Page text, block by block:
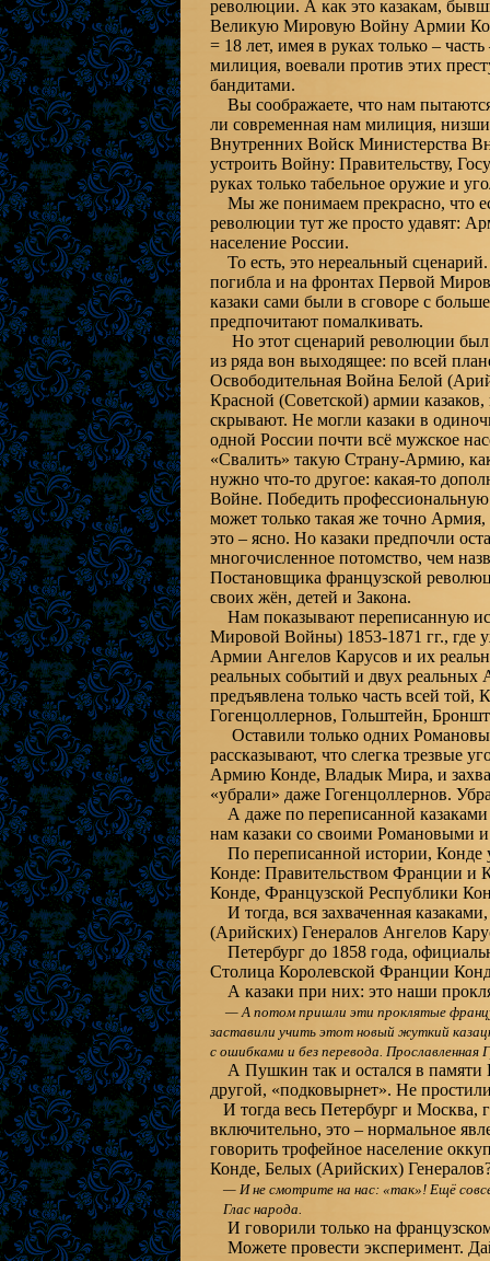
революции. А как это казакам,
Великую Мировую Войну Армии
= 18 лет, имея в руках только –
милиция, воевали против этих
бандитами.
Вы соображаете, что нам
ли современная нам милиция,
Внутренних Войск Министерства
устроить Войну: Правительству,
руках только табельное оружие и
Мы же понимаем прекрасно, что
революции тут же просто удавят:
население России.
То есть, это нереальный
погибла и на фронтах Первой
казаки сами были в сговоре с
предпочитают помалкивать.
Но этот сценарий революции был
из ряда вон выходящее: по всей
Освободительная Война Белой
Красной (Советской) армии
скрывают. Не могли казаки в
одной России почти всё мужское
«Свалить» такую Страну-Армию,
нужно что-то другое: какая-то
Войне. Победить
может только такая же точно
это – ясно. Но казаки предпочли
многочисленное потомство, чем
Постановщика французской
своих жён, детей и Закона.
Нам показывают переписанную
Мировой Войны) 1853-1871 гг., где
Армии Ангелов Карусов и их
реальных событий и двух
предъявлена только часть всей
Гогенцоллернов, Гольштейн,
Оставили только одних
рассказывают, что слегка трезвые
Армию Конде, Владык Мира, и
«убрали» даже Гогенцоллернов.
А даже по переписанной казаками
нам казаки со своими Романовыми
По переписанной истории, Конде
Конде: Правительством Франции и
Конде, Французской Республики
И тогда, вся захваченная
(Арийских) Генералов Ангелов
Петербург до 1858 года,
Столица Королевской Франции
А казаки при них: это наши
— А потом пришли эти проклятые
заставили учить этот новый жуткий
с ошибками и без перевода.
А Пушкин так и остался в памяти
другой, «подковырнет». Не
И тогда весь Петербург и Москва,
включительно, это – нормальное
говорить трофейное население
Конде, Белых (Арийских)
— И не смотрите на нас: «так»! Ещё
Глас народа.
И говорили только на
Можете провести эксперимент.